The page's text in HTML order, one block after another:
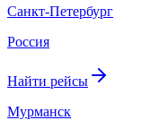
Санкт-Петербург
Россия
Найти рейсы
Мурманск